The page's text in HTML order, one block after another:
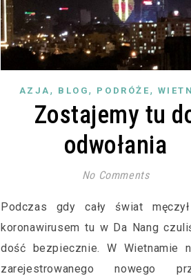
AZJA , BLOG, PODRÓŻE ,
Zostajemy tu
odwołania
No Comments
Podczas gdy cały świat
koronawirusem tu w Da Nang
dość bezpiecznie. W Wietnamie
zarejestrowanego nowego